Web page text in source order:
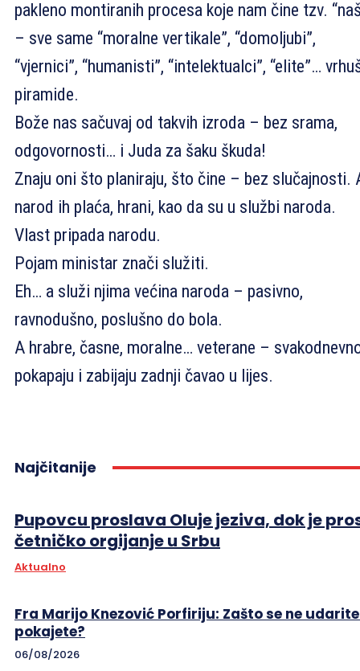
pakleno montiranih procesa koje nam čine tzv.
– sve same “moralne vertikale”, “domoljubi”,
“vjernici”, “humanisti”, “intelektualci”, “elite”…
piramide.
Bože nas sačuvaj od takvih izroda – bez srama,
odgovornosti… i Juda za šaku škuda!
Znaju oni što planiraju, što čine – bez slučajnosti.
narod ih plaća, hrani, kao da su u službi naroda.
Vlast pripada narodu.
Pojam ministar znači služiti.
Eh… a služi njima većina naroda – pasivno,
ravnodušno, poslušno do bola.
A hrabre, časne, moralne… veterane –
pokapaju i zabijaju zadnji čavao u lijes.
Najčitanije
Pupovcu proslava Oluje jeziva, dok je
četničko orgijanje u Srbu
Aktualno
Fra Marijo Knezović Porfiriju: Zašto se ne
pokajete?
06/08/2026